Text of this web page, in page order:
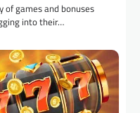
of games and bonuses
into their…